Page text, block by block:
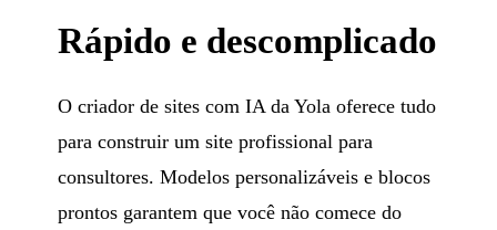
Rápido e descomplicado
O criador de sites com IA da Yola oferece tudo
para construir um site profissional para
consultores. Modelos personalizáveis e blocos
prontos garantem que você não comece do